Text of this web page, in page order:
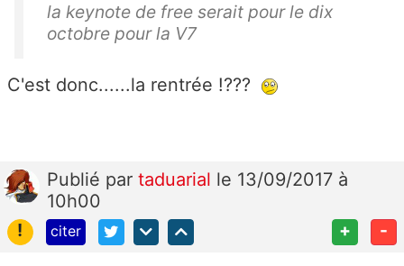
la keynote de free serait pour le dix
octobre pour la V7
C'est donc......la rentrée !???
Publié par taduarial le 13/09/2017 à
10h00
!
citer + -